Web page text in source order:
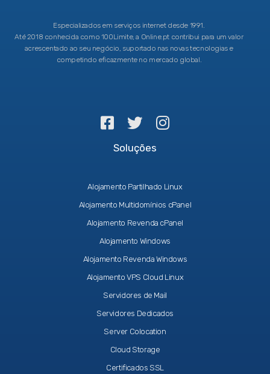
Especializados em serviços internet desde 1991.
Até 2018 conhecida como 100Limite, a Online.pt contribui para um valor
acrescentado ao seu negócio, suportado nas novas tecnologias e
competindo eficazmente no mercado global.
Soluções
Alojamento Partilhado Linux
Alojamento Multidomínios cPanel
Alojamento Revenda cPanel
Alojamento Windows
Alojamento Revenda Windows
Alojamento VPS Cloud Linux
Servidores de Mail
Servidores Dedicados
Server Colocation
Cloud Storage
Certificados SSL